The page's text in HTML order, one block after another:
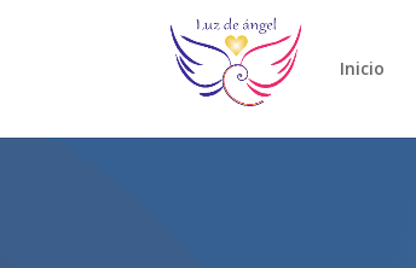
Inicio